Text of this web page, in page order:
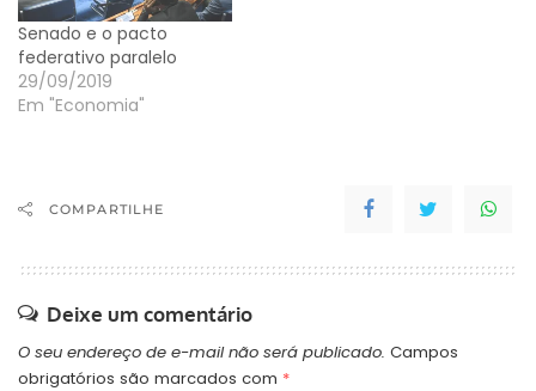
Senado e o pacto
federativo paralelo
29/09/2019
Em "Economia"
COMPARTILHE
Deixe um comentário
O seu endereço de e-mail não será publicado. Campos
obrigatórios são marcados com *